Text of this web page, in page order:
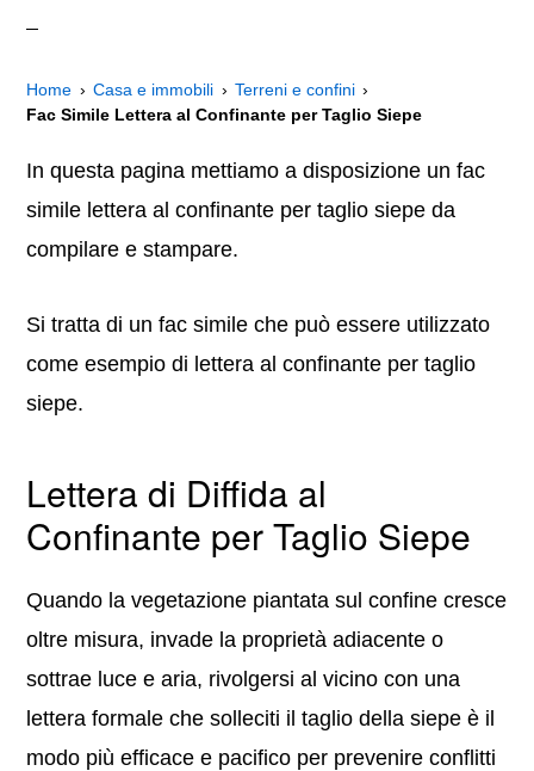
Home Casa e immobili
Terreni e confini
Fac Simile Lettera al Confinante per Taglio Siepe
In questa pagina mettiamo a disposizione un fac
simile lettera al confinante per taglio siepe da
compilare e stampare.
Si tratta di un fac simile che può essere utilizzato
come esempio di lettera al confinante per taglio
siepe.
Lettera di Diffida al
Confinante per Taglio Siepe
Quando la vegetazione piantata sul confine cresce
oltre misura, invade la proprietà adiacente o
sottrae luce e aria, rivolgersi al vicino con una
lettera formale che solleciti il taglio della siepe è il
modo più efficace e pacifico per prevenire conflitti